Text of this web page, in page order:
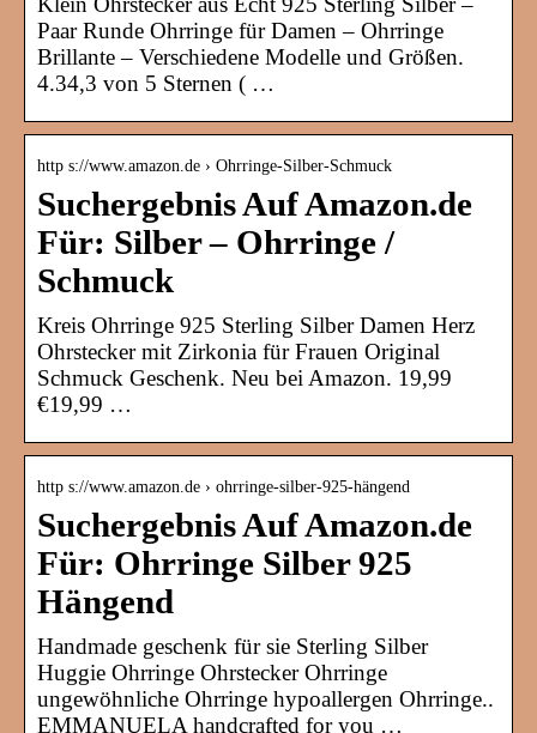
Paar Runde Ohrringe für Damen – Ohrringe
Brillante – Verschiedene Modelle und Größen.
4.34,3 von 5 Sternen ( …
http s://www.amazon.de › Ohrringe-Silber-Schmuck
Suchergebnis Auf Amazon.de
Für: Silber – Ohrringe /
Schmuck
Kreis Ohrringe 925 Sterling Silber Damen Herz
Ohrstecker mit Zirkonia für Frauen Original
Schmuck Geschenk. Neu bei Amazon. 19,99
€19,99 …
http s://www.amazon.de › ohrringe-silber-925-hängend
Suchergebnis Auf Amazon.de
Für: Ohrringe Silber 925
Hängend
Handmade geschenk für sie Sterling Silber
Huggie Ohrringe Ohrstecker Ohrringe
ungewöhnliche Ohrringe hypoallergen Ohrringe..
EMMANUELA handcrafted for you …